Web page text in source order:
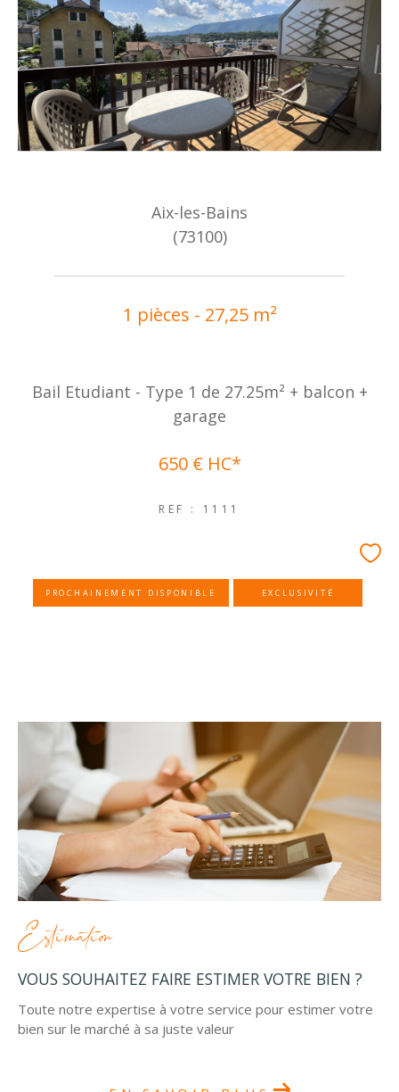
Aix-les-Bains
(73100)
1 pièces - 27,25 m²
Bail Etudiant - Type 1 de 27.25m² + balcon +
garage
650 € HC*
REF : 1111
PROCHAINEMENT DISPONIBLE EXCLUSIVITÉ
Estimation
VOUS SOUHAITEZ FAIRE ESTIMER VOTRE BIEN ?
Toute notre expertise à votre service pour estimer votre
bien sur le marché à sa juste valeur